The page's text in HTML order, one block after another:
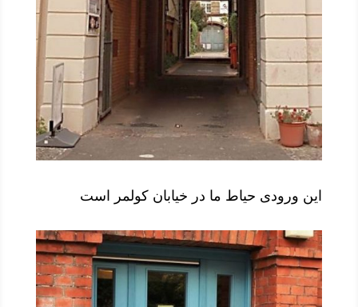
این ورودی حیاط ما در خیابان کولمر است